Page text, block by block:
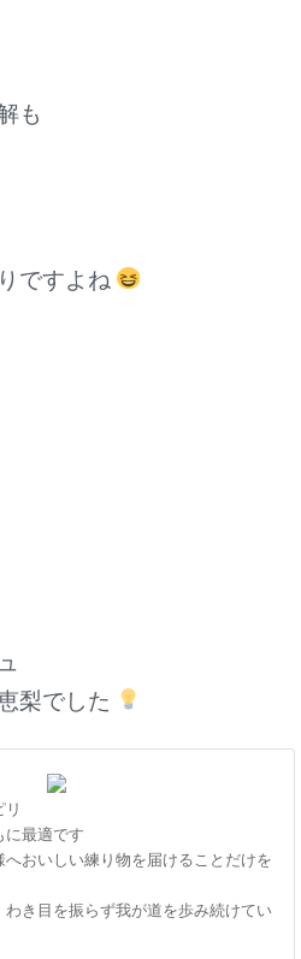
も
ですよね
梨でした
に最適です
おいしい練り物を届けることだけを
き目を振らず我が道を歩み続けてい